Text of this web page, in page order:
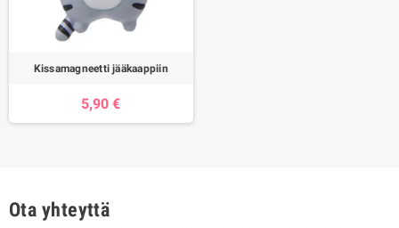
Kissamagneetti jääkaappiin
5,90 €
Ota yhteyttä